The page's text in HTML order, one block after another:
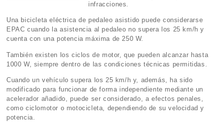
infracciones.
Una bicicleta eléctrica de pedaleo asistido puede considerarse
EPAC cuando la asistencia al pedaleo no supera los 25 km/h y
cuenta con una potencia máxima de 250 W.
También existen los ciclos de motor, que pueden alcanzar hasta
1000 W, siempre dentro de las condiciones técnicas permitidas.
Cuando un vehículo supera los 25 km/h y, además, ha sido
modificado para funcionar de forma independiente mediante un
acelerador añadido, puede ser considerado, a efectos penales,
como ciclomotor o motocicleta, dependiendo de su velocidad y
potencia.